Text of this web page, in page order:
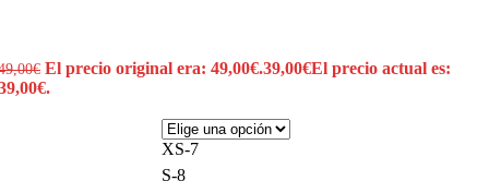
€ El precio original era: 49,00€.39,00€El precio actual es:
XS-7
S-8